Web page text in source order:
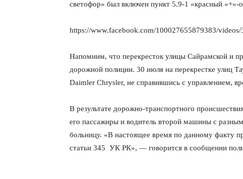
светофор» был включен пункт 5.9-1 «красный «+»-
https://www.facebook.com/100027655879383/
Напомним, что перекресток улицы Сайрамской и
дорожной полиции. 30 июля на перекрестке улиц
Daimler Chrysler, не справившись с управлением,
В результате дорожно-транспортного
его пассажиры и водитель второй машины с
больницу. «В настоящее время по данному факту
статьи 345 УК РК», — говорится в сообщении